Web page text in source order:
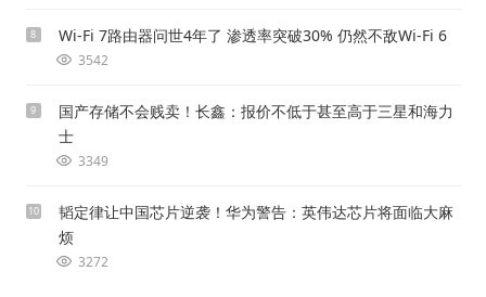
8 Wi-Fi 7路由器问世4年了 渗透率突破30% 仍然不敌Wi-Fi 6
3542
9
国产存储不会贱卖！长鑫：报价不低于甚至高于三星和海力
士
3349
10
韬定律让中国芯片逆袭！华为警告：英伟达芯片将面临大麻
烦
3272